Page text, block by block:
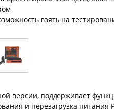
взять на
версии, поддерживает
и перезагрузка питания